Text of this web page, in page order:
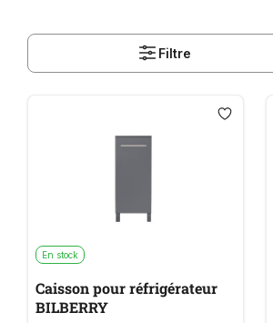
Filtre
En stock
Caisson pour réfrigérateur
BILBERRY